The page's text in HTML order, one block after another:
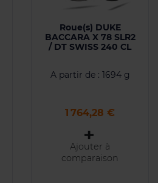
Roue(s) DUKE
BACCARA X 78 SLR2
/ DT SWISS 240 CL
A partir de : 1694 g
Prix
1 764,28 €
Ajouter à
comparaison